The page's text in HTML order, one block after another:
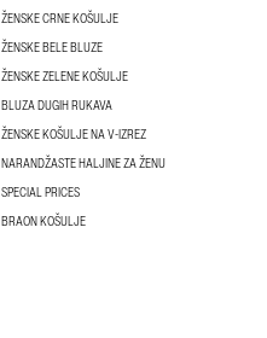
ŽENSKE CRNE KOŠULJE
ŽENSKE BELE BLUZE
ŽENSKE ZELENE KOŠULJE
BLUZA DUGIH RUKAVA
ŽENSKE KOŠULJE NA V-IZREZ
NARANDŽASTE HALJINE ZA ŽENU
SPECIAL PRICES
BRAON KOŠULJE